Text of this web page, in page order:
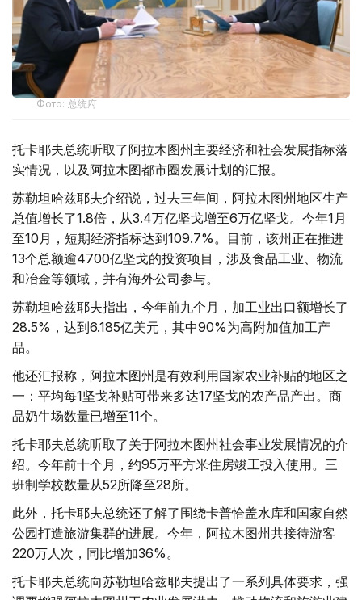
Фото: 总统府
托卡耶夫总统听取了阿拉木图州主要经济和社会发展指标落
实情况，以及阿拉木图都市圈发展计划的汇报。
苏勒坦哈兹耶夫介绍说，过去三年间，阿拉木图州地区生产
总值增长了1.8倍，从3.4万亿坚戈增至6万亿坚戈。今年1月
至10月，短期经济指标达到109.7%。目前，该州正在推进
13个总额逾4700亿坚戈的投资项目，涉及食品工业、物流
和冶金等领域，并有海外公司参与。
苏勒坦哈兹耶夫指出，今年前九个月，加工业出口额增长了
28.5%，达到6.185亿美元，其中90%为高附加值加工产
品。
他还汇报称，阿拉木图州是有效利用国家农业补贴的地区之
一：平均每1坚戈补贴可带来多达17坚戈的农产品产出。商
品奶牛场数量已增至11个。
托卡耶夫总统听取了关于阿拉木图州社会事业发展情况的介
绍。今年前十个月，约95万平方米住房竣工投入使用。三
班制学校数量从52所降至28所。
此外，托卡耶夫总统还了解了围绕卡普恰盖水库和国家自然
公园打造旅游集群的进展。今年，阿拉木图州共接待游客
220万人次，同比增加36%。
托卡耶夫总统向苏勒坦哈兹耶夫提出了一系列具体要求，强